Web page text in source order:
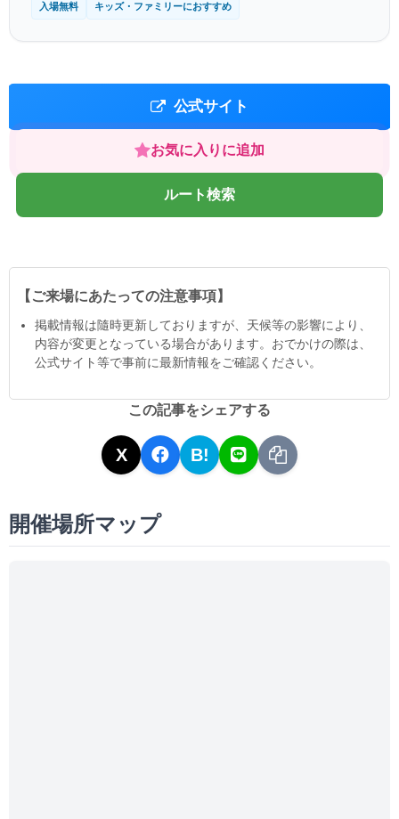
入場無料 キッズ・ファミリーにおすすめ
公式サイト
お気に入りに追加
ルート検索
【ご来場にあたっての注意事項】
掲載情報は隨時更新しておりますが、天候等の影響により、
内容が変更となっている場合があります。おでかけの際は、
公式サイト等で事前に最新情報をご確認ください。
この記事をシェアする
X B!
開催場所マップ